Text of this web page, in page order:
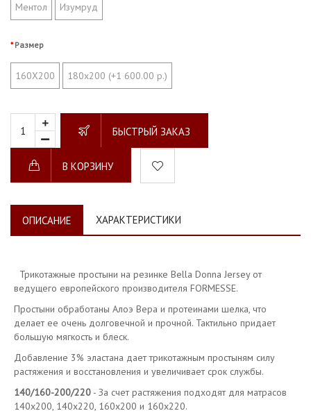
Ментол Изумруд
Размер
160Х200 180х200 (+1 600.00 р.)
БЫСТРЫЙ ЗАКАЗ
В КОРЗИНУ
ОПИСАНИЕ ХАРАКТЕРИСТИКИ
Трикотажные простыни на резинке Bella Donna Jersey от
ведущего европейского производителя FORMESSE.
Простыни обработаны Алоэ Вера и протеинами шелка, что
делает ее очень долговечной и прочной. Тактильно придает
большую мягкость и блеск.
Добавление 3% эластана дает трикотажным простыням силу
растяжения и восстановления и увеличивает срок службы.
140/160-200/220 - За счет растяжения подходят для матрасов
140х200, 140х220, 160х200 и 160х220.